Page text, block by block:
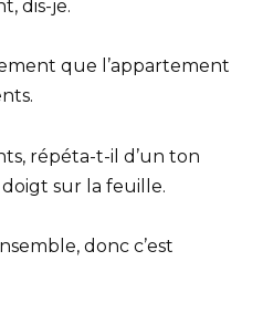
dis-je.
que l’appartement
répéta-t-il d’un ton
sur la feuille.
donc c’est